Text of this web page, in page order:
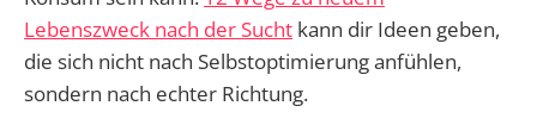
Lebenszweck nach der Sucht kann dir Ideen geben,
die sich nicht nach Selbstoptimierung anfühlen,
sondern nach echter Richtung.